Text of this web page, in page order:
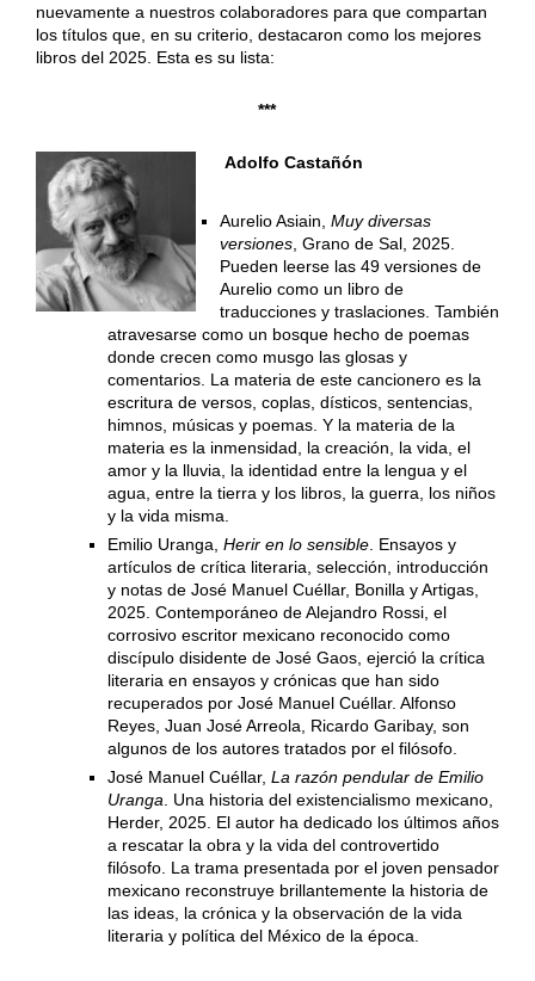
nuevamente a nuestros colaboradores para que compartan
los títulos que, en su criterio, destacaron como los mejores
libros del 2025. Esta es su lista:
***
Adolfo Castañón
Aurelio Asiain, Muy diversas
versiones, Grano de Sal, 2025.
Pueden leerse las 49 versiones de
Aurelio como un libro de
traducciones y traslaciones. También
atravesarse como un bosque hecho de poemas
donde crecen como musgo las glosas y
comentarios. La materia de este cancionero es la
escritura de versos, coplas, dísticos, sentencias,
himnos, músicas y poemas. Y la materia de la
materia es la inmensidad, la creación, la vida, el
amor y la lluvia, la identidad entre la lengua y el
agua, entre la tierra y los libros, la guerra, los niños
y la vida misma.
Emilio Uranga, Herir en lo sensible. Ensayos y
artículos de crítica literaria, selección, introducción
y notas de José Manuel Cuéllar, Bonilla y Artigas,
2025. Contemporáneo de Alejandro Rossi, el
corrosivo escritor mexicano reconocido como
discípulo disidente de José Gaos, ejerció la crítica
literaria en ensayos y crónicas que han sido
recuperados por José Manuel Cuéllar. Alfonso
Reyes, Juan José Arreola, Ricardo Garibay, son
algunos de los autores tratados por el filósofo.
José Manuel Cuéllar, La razón pendular de Emilio
Uranga . Una historia del existencialismo mexicano,
Herder, 2025. El autor ha dedicado los últimos años
a rescatar la obra y la vida del controvertido
filósofo. La trama presentada por el joven pensador
mexicano reconstruye brillantemente la historia de
las ideas, la crónica y la observación de la vida
literaria y política del México de la época.